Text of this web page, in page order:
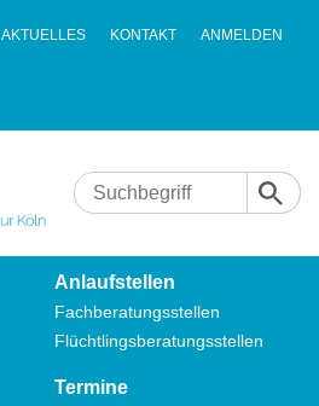
AKTUELLES KONTAKT ANMELDEN
Anlaufstellen
Fachberatungsstellen
Flüchtlingsberatungsstellen
Termine